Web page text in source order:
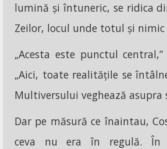
lumină și întuneric, se ridica
Zeilor, locul unde totul și nimic
„Acesta este punctul
„Aici, toate realitățile se
Multiversului veghează asupra
Dar pe măsură ce înaintau,
ceva nu era în regulă. În